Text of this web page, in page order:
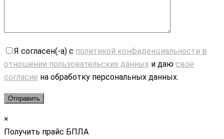
Я согласен(-а) с политикой конфиденциальности в
отношении пользовательских данных и даю свое
согласие на обработку персональных данных.
×
Получить прайс БПЛА